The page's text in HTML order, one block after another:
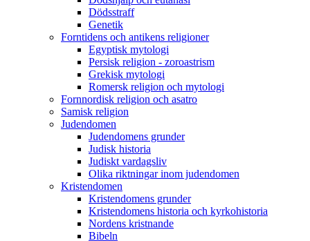
Dödsstraff
Genetik
Forntidens och antikens religioner
Egyptisk mytologi
Persisk religion - zoroastrism
Grekisk mytologi
Romersk religion och mytologi
Fornnordisk religion och asatro
Samisk religion
Judendomen
Judendomens grunder
Judisk historia
Judiskt vardagsliv
Olika riktningar inom judendomen
Kristendomen
Kristendomens grunder
Kristendomens historia och kyrkohistoria
Nordens kristnande
Bibeln